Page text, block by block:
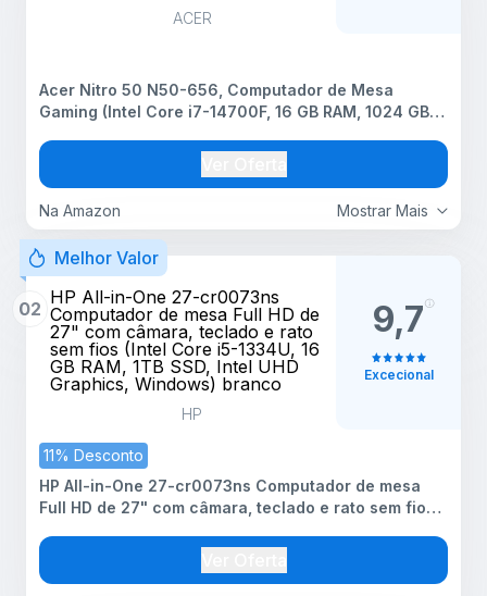
ACER
Mostrar Mais
Na Amazon
Acer Nitro 50 N50-656, Computador de Mesa
Gaming (Intel Core i7-14700F, 16 GB RAM, 1024 GB
Operativo) Cor Preto
Melhor Valor
02
HP All-in-One 27-cr0073ns
Computador de mesa Full HD de
27" com câmara, teclado e rato
sem fios (Intel Core i5-1334U, 16
GB RAM, 1TB SSD, Intel UHD
Graphics, Windows) branco
HP
11% Desconto
HP All-in-One 27-cr0073ns Computador de mesa
Full HD de 27" com câmara, teclado e rato sem fios
Graphics, Windows) branco
9,7
Excecional